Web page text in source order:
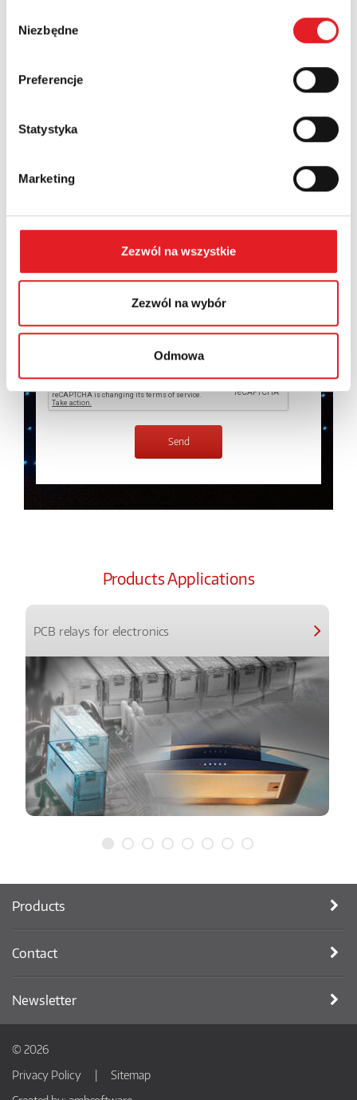
zgody
Niezbędne
Preferencje
Statystyka
Marketing
Zezwól na wszystkie
Zezwól na wybór
Odmowa
Country:
Contents: *
I consent to the processing of my personal data by
Relpol S.A. More information on the processing of
I have read thePrivacy Policy*
Products Applications
PCB relays for electronics
Products
Contact
Newsletter
© 2026
Privacy Policy
Sitemap